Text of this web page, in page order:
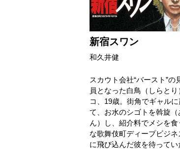
新宿スワン
和久井健
スカウト会社“バースト”の
員となった白鳥（しらとり
コ、19歳。街角でギャル
て、お水のシゴトを斡旋（
ん）し、紹介料でメシを食
な歌舞伎町ディープビジネ
に飛び込んだ彼を待ってい